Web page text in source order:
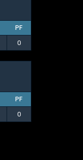
PF
0
PF
0